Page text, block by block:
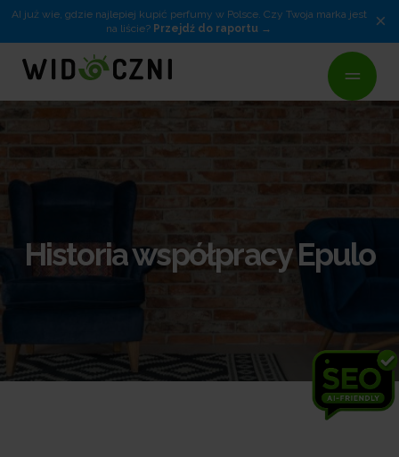
AI już wie, gdzie najlepiej kupić perfumy w Polsce. Czy Twoja marka jest
na liście? Przejdź do raportu ×
Historia współpracy Epulo